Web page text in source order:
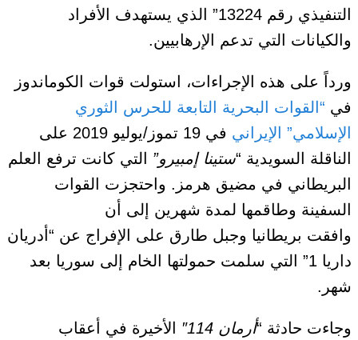
التنفيذي رقم 13224” الذي يستهدف الأفراد
والكيانات التي تدعم الإرهابيين.
ورداً على هذه الإجراءات، استولت قوات الكوماندوز
في “القوات البحرية التابعة للحرس الثوري
الإسلامي” الإيراني
في 19 تموز/يوليو 2019 على
الناقلة السويدية “ستينا إمبيرو”
التي كانت ترفع العلم
البريطاني في مضيق هرمز. واحتجزت القوات
السفينة وطاقمها لمدة شهرين إلى أن
وافقت بريطانيا وجبل طارق على الإفراج عن “أدريان
داريا 1”
التي سلمت حمولتها الخام إلى سوريا بعد
شهر.
وجاءت حادثة “أرمان 114″
الأخيرة في أعقاب